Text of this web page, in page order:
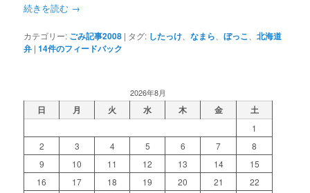
続きを読む →
カテゴリー: ごみ記事2008 | タグ: したっけ 、なまら 、ぼっこ 、北海道
弁 |14件のフィードバック
2026年8月
日 月 火 水 木 金 土
1
2
3 4 5 6 7
8
9
10 11 12 13 14
15
16
17 18 19 20 21
22